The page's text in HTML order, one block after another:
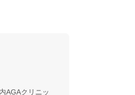
AGAクリニッ